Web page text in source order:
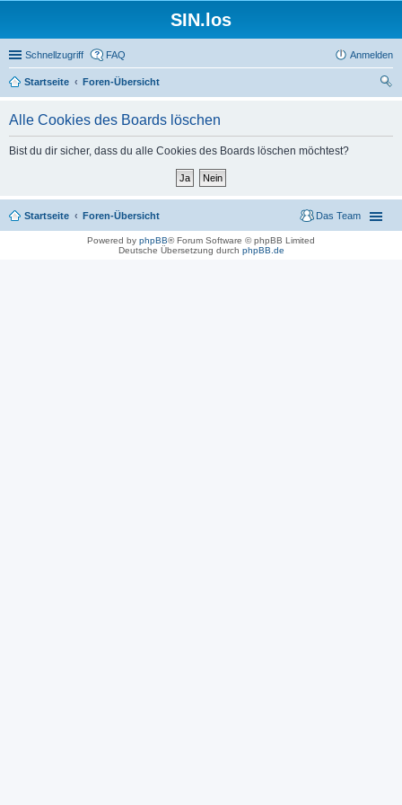
SIN.los
Schnellzugriff FAQ Anmelden
Startseite
Foren-Übersicht
Alle Cookies des Boards löschen
Bist du dir sicher, dass du alle Cookies des Boards löschen möchtest?
Startseite Foren-Übersicht Das Team
Powered by phpBB® Forum Software © phpBB Limited
Deutsche Übersetzung durch phpBB.de